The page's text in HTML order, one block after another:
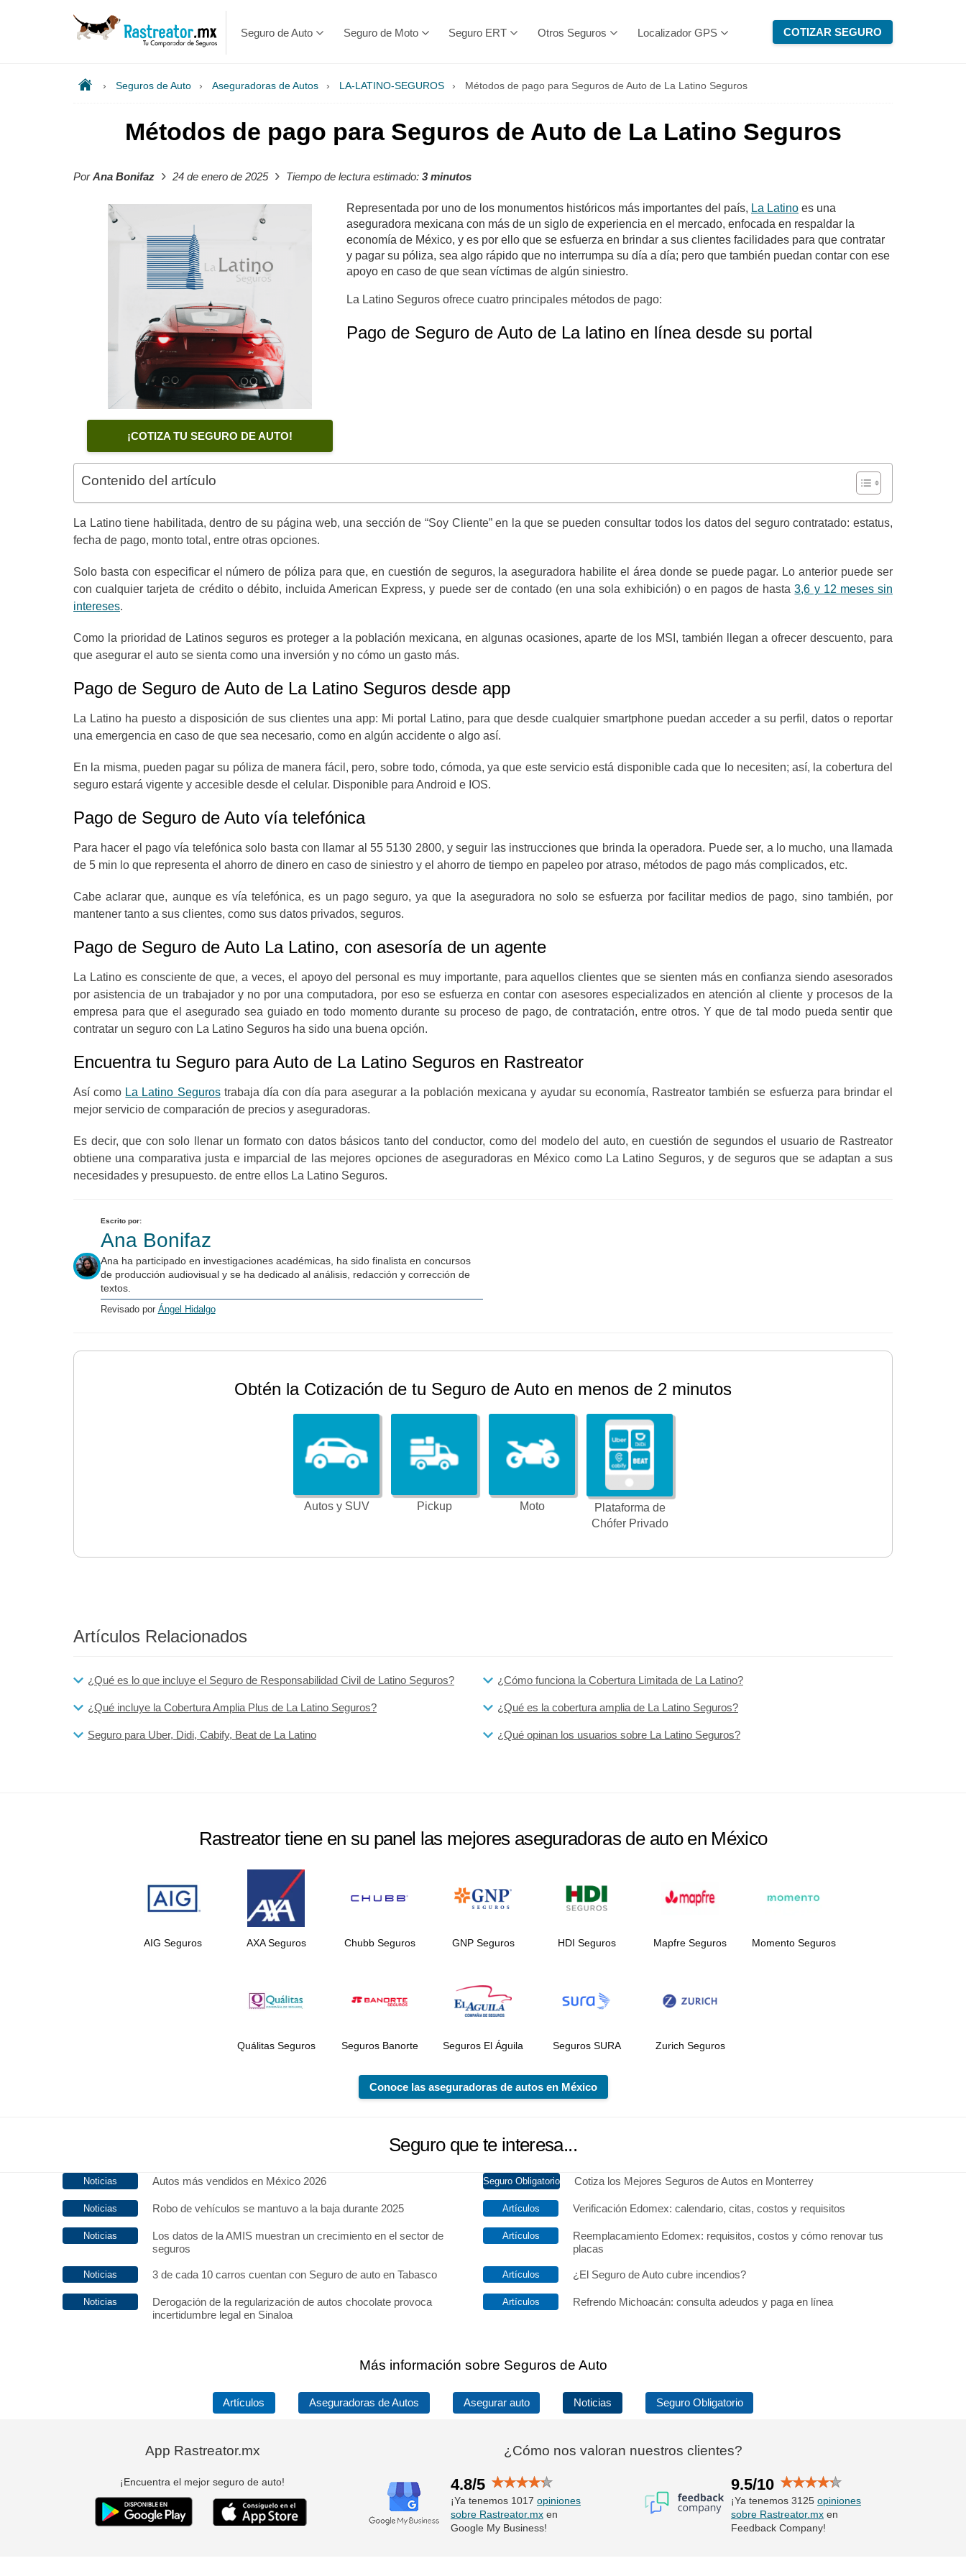
Seguro de Auto Seguro de Moto Seguro ERT Otros Seguros Localizador GPS COTIZAR SEGURO
› Seguros de Auto › Aseguradoras de Autos › LA-LATINO-SEGUROS › Métodos de pago para Seguros de Auto de La Latino Seguros
Métodos de pago para Seguros de Auto de La Latino Seguros
PorAna Bonifaz › 24 de enero de 2025 › Tiempo de lectura estimado: 3 minutos
¡COTIZA TU SEGURO DE AUTO!
Representada por uno de los monumentos históricos más importantes del país, La Latinoes una
aseguradora mexicana con más de un siglo de experiencia en el mercado, enfocada en respaldar la
economía de México, y es por ello que se esfuerza en brindar a sus clientes facilidades para que contratar
y pagar su póliza, sea algo rápido que no interrumpa su día a día; pero que también puedan contar con ese
apoyo en caso de que sean víctimas de algún siniestro.
La Latino Seguros ofrece cuatro principales métodos de pago:
Pago de Seguro de Auto de La latino en línea desde su portal
Contenido del artículo
La Latino tiene habilitada, dentro de su página web, una sección de “Soy Cliente” en la que se pueden consultar todos los datos del seguro contratado: estatus,
fecha de pago, monto total, entre otras opciones.
Solo basta con especificar el número de póliza para que, en cuestión de seguros, la aseguradora habilite el área donde se puede pagar. Lo anterior puede ser
con cualquier tarjeta de crédito o débito, incluida American Express, y puede ser de contado (en una sola exhibición) o en pagos de hasta3,6 y 12 meses sin
intereses.
Como la prioridad de Latinos seguros es proteger a la población mexicana, en algunas ocasiones, aparte de los MSI, también llegan a ofrecer descuento, para
que asegurar el auto se sienta como una inversión y no cómo un gasto más.
Pago de Seguro de Auto de La Latino Seguros desde app
La Latino ha puesto a disposición de sus clientes una app: Mi portal Latino, para que desde cualquier smartphone puedan acceder a su perfil, datos o reportar
una emergencia en caso de que sea necesario, como en algún accidente o algo así.
En la misma, pueden pagar su póliza de manera fácil, pero, sobre todo, cómoda, ya que este servicio está disponible cada que lo necesiten; así, la cobertura del
seguro estará vigente y accesible desde el celular. Disponible para Android e IOS.
Pago de Seguro de Auto vía telefónica
Para hacer el pago vía telefónica solo basta con llamar al 55 5130 2800, y seguir las instrucciones que brinda la operadora. Puede ser, a lo mucho, una llamada
de 5 min lo que representa el ahorro de dinero en caso de siniestro y el ahorro de tiempo en papeleo por atraso, métodos de pago más complicados, etc.
Cabe aclarar que, aunque es vía telefónica, es un pago seguro, ya que la aseguradora no solo se esfuerza por facilitar medios de pago, sino también, por
mantener tanto a sus clientes, como sus datos privados, seguros.
Pago de Seguro de Auto La Latino, con asesoría de un agente
La Latino es consciente de que, a veces, el apoyo del personal es muy importante, para aquellos clientes que se sienten más en confianza siendo asesorados
por asistencia de un trabajador y no por una computadora, por eso se esfuerza en contar con asesores especializados en atención al cliente y procesos de la
empresa para que el asegurado sea guiado en todo momento durante su proceso de pago, de contratación, entre otros. Y que de tal modo pueda sentir que
contratar un seguro con La Latino Seguros ha sido una buena opción.
Encuentra tu Seguro para Auto de La Latino Seguros en Rastreator
Así como La Latino Segurostrabaja día con día para asegurar a la población mexicana y ayudar su economía, Rastreator también se esfuerza para brindar el
mejor servicio de comparación de precios y aseguradoras.
Es decir, que con solo llenar un formato con datos básicos tanto del conductor, como del modelo del auto, en cuestión de segundos el usuario de Rastreator
obtiene una comparativa justa e imparcial de las mejores opciones de aseguradoras en México como La Latino Seguros, y de seguros que se adaptan a sus
necesidades y presupuesto. de entre ellos La Latino Seguros.
Escrito por:
Ana Bonifaz
Ana ha participado en investigaciones académicas, ha sido finalista en concursos
de producción audiovisual y se ha dedicado al análisis, redacción y corrección de
textos.
Revisado por Ángel Hidalgo
Obtén la Cotización de tu Seguro de Auto en menos de 2 minutos
Autos y SUV Pickup Moto
Plataforma de
Chófer Privado
Artículos Relacionados
¿Qué es lo que incluye el Seguro de Responsabilidad Civil de Latino Seguros? ¿Cómo funciona la Cobertura Limitada de La Latino?
¿Qué incluye la Cobertura Amplia Plus de La Latino Seguros? ¿Qué es la cobertura amplia de La Latino Seguros?
Seguro para Uber, Didi, Cabify, Beat de La Latino ¿Qué opinan los usuarios sobre La Latino Seguros?
Rastreator tiene en su panel las mejores aseguradoras de auto en México
AIG Seguros AXA Seguros Chubb Seguros GNP Seguros HDI Seguros Mapfre Seguros Momento Seguros
Quálitas Seguros Seguros Banorte Seguros El Águila Seguros SURA Zurich Seguros
Conoce las aseguradoras de autos en México
Seguro que te interesa...
Autos más vendidos en México 2026
Robo de vehículos se mantuvo a la baja durante 2025
Los datos de la AMIS muestran un crecimiento en el sector de
seguros
3 de cada 10 carros cuentan con Seguro de auto en Tabasco
Derogación de la regularización de autos chocolate provoca
incertidumbre legal en Sinaloa
Cotiza los Mejores Seguros de Autos en Monterrey
Verificación Edomex: calendario, citas, costos y requisitos
Reemplacamiento Edomex: requisitos, costos y cómo renovar tus
placas
¿El Seguro de Auto cubre incendios?
Refrendo Michoacán: consulta adeudos y paga en línea
Más información sobre Seguros de Auto
Artículos Aseguradoras de Autos Asegurar auto Noticias Seguro Obligatorio
App Rastreator.mx
¡Encuentra el mejor seguro de auto!
¿Cómo nos valoran nuestros clientes?
4.8/5
¡Ya tenemos 1017 opiniones
sobre Rastreator.mxen
Google My Business!
9.5/10
¡Ya tenemos 3125 opiniones
sobre Rastreator.mxen
Feedback Company!